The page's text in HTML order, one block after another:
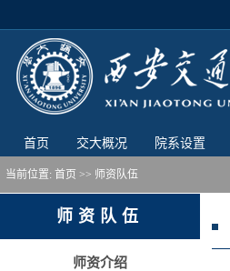
首页 交大概况 院系设置
当前位置: 首页 >> 师资队伍
师资队伍
师资介绍